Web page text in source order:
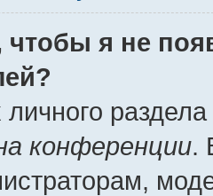
чтобы я не
личного
конференции.